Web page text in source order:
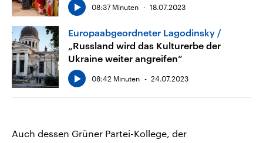
08:37 Minuten 18.07.2023
Europaabgeordneter Lagodinsky
„Russland wird das Kulturerbe der
Ukraine weiter angreifen“
08:42 Minuten 24.07.2023
Auch dessen Grüner Partei-Kollege, der